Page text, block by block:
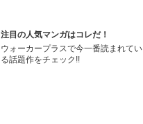
注目の人気マンガはコレだ！
ウォーカープラスで今一番読まれてい
る話題作をチェック!!